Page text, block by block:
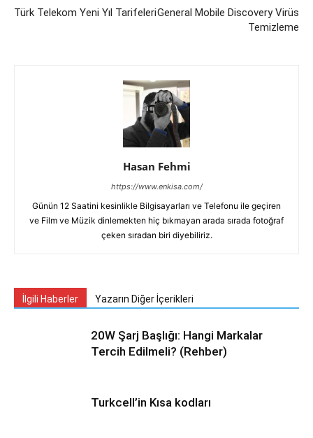
Türk Telekom Yeni Yıl TarifeleriGeneral Mobile Discovery Virüs
Temizleme
Hasan Fehmi
https://www.enkisa.com/
Günün 12 Saatini kesinlikle Bilgisayarları ve Telefonu ile geçiren
ve Film ve Müzik dinlemekten hiç bıkmayan arada sırada fotoğraf
çeken sıradan biri diyebiliriz.
İlgili Haberler Yazarın Diğer İçerikleri
20W Şarj Başlığı: Hangi Markalar
Tercih Edilmeli? (Rehber)
Turkcell’in Kısa kodları